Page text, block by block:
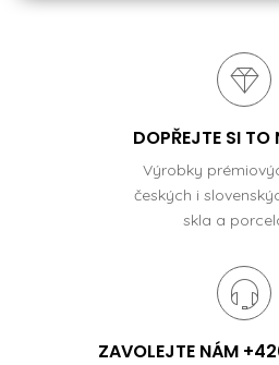
DOPŘEJTE SI TO
Výrobky
českých i
skla a
ZAVOLEJTE NÁM